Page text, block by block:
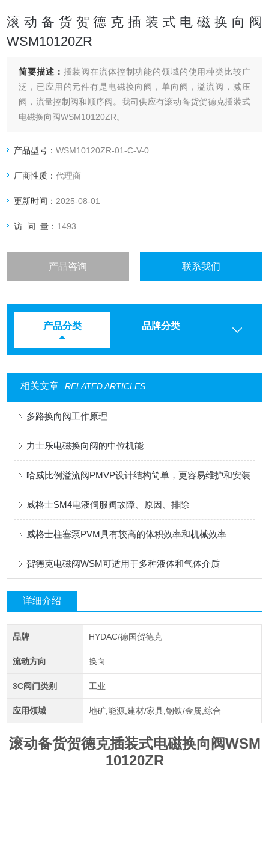
滚动备货贺德克插装式电磁换向阀
WSM10120ZR
简要描述： 插装阀在流体控制功能的领域的使用种类比较广
泛，已应用的元件有是电磁换向阀，单向阀，溢流阀，减压
阀，流量控制阀和顺序阀。我司供应有滚动备货贺德克插装式
电磁换向阀WSM10120ZR。
产品型号：WSM10120ZR-01-C-V-0
厂商性质：代理商
更新时间： 2025-08-01
访 问 量： 1493
产品咨询 联系我们
产品分类 品牌分类
相关文章 RELATED ARTICLES
多路换向阀工作原理
力士乐电磁换向阀的中位机能
哈威比例溢流阀PMVP设计结构简单，更容易维护和安装
威格士SM4电液伺服阀故障、原因、排除
威格士柱塞泵PVM具有较高的体积效率和机械效率
贺德克电磁阀WSM可适用于多种液体和气体介质
详细介绍
品牌 HYDAC/德国贺德克
流动方向 换向
3C阀门类别 工业
应用领域 地矿,能源,建材/家具,钢铁/金属,综合
滚动备货贺德克插装式电磁换向阀WSM
10120ZR